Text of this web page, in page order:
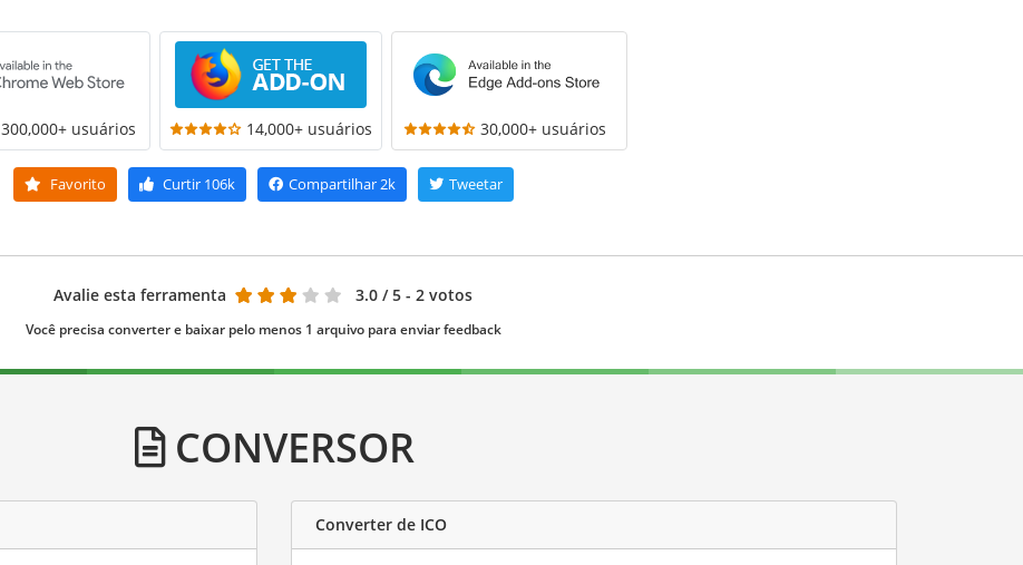
300,000+ usuários 14,000+ usuários 30,000+ usuários
Favorito Curtir106k Compartilhar2k Tweetar
Avalie esta ferramenta 3.0 / 5 - 2 votos
Você precisa converter e baixar pelo menos 1 arquivo para enviar feedback
CONVERSOR
Converter de ICO